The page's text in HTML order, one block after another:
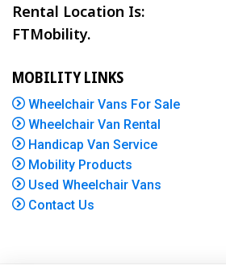
Rental Location Is:
FTMobility.
MOBILITY LINKS
Wheelchair Vans For Sale
Wheelchair Van Rental
Handicap Van Service
Mobility Products
Used Wheelchair Vans
Contact Us